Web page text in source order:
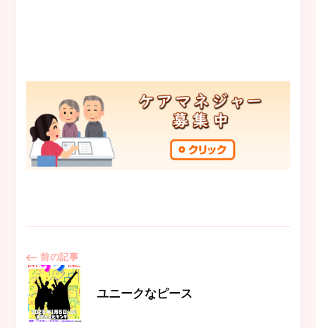
投
稿
前の記事
ユニークなピース